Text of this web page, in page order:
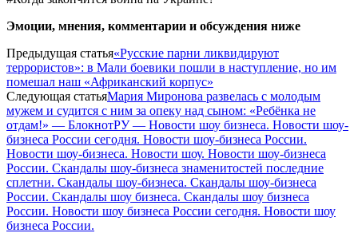
Эмоции, мнения, комментарии и обсуждения ниже
Предыдущая статья«Русские парни ликвидируют
террористов»: в Мали боевики пошли в наступление, но им
помешал наш «Африканский корпус»
Следующая статьяМария Миронова развелась с молодым
мужем и судится с ним за опеку над сыном: «Ребёнка не
отдам!» — БлокнотРУ — Новости шоу бизнеса. Новости шоу-
бизнеса России сегодня. Новости шоу-бизнеса России.
Новости шоу-бизнеса. Новости шоу. Новости шоу-бизнеса
России. Скандалы шоу-бизнеса знаменитостей последние
сплетни. Скандалы шоу-бизнеса. Скандалы шоу-бизнеса
России. Скандалы шоу бизнеса. Скандалы шоу бизнеса
России. Новости шоу бизнеса России сегодня. Новости шоу
бизнеса России.